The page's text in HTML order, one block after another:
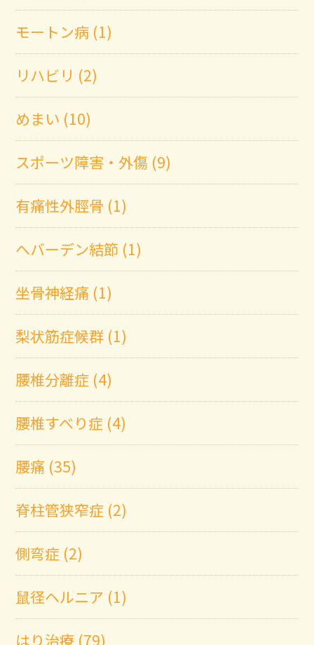
モートン病 (1)
リハビリ (2)
めまい (10)
スポーツ障害・外傷 (9)
有痛性外脛骨 (1)
へバーデン結節 (1)
坐骨神経痛 (1)
梨状筋症候群 (1)
腰椎分離症 (4)
腰椎すべり症 (4)
腰痛 (35)
脊柱管狭窄症 (2)
側弯症 (2)
鼠径ヘルニア (1)
はり治療 (79)